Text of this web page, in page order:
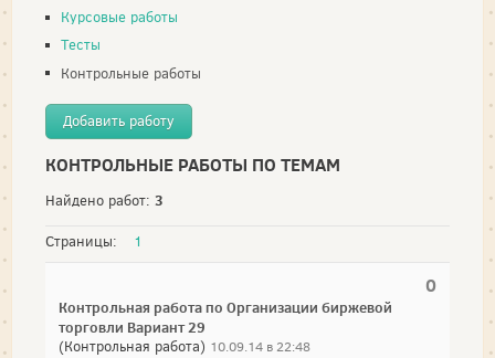
Курсовые работы
Тесты
Контрольные работы
Добавить работу
КОНТРОЛЬНЫЕ РАБОТЫ ПО ТЕМАМ
Найдено работ: 3
Страницы: 1
0
Контрольная работа по Организации биржевой
торговли Вариант 29
(Контрольная работа) 10.09.14 в 22:48